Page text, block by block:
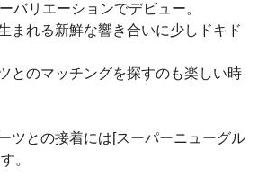
バリエーションでデビュー。
まれる新鮮な響き合いに少しドキド
とのマッチングを探すのも楽しい時
ツとの接着には[スーパーニューグル
。